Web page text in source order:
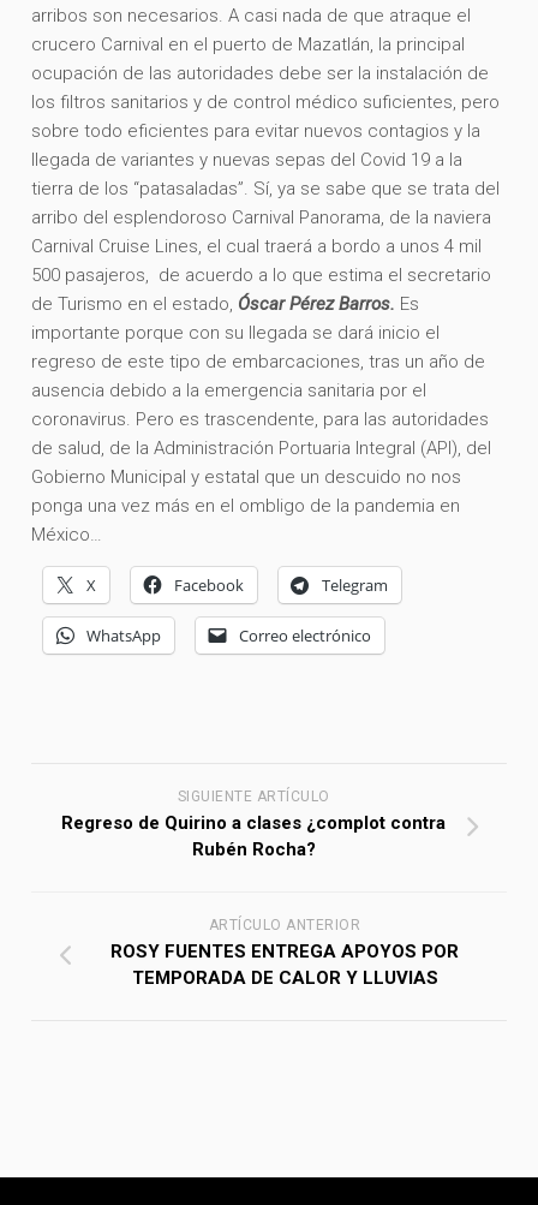
arribos son necesarios. A casi nada de que atraque el
crucero Carnival en el puerto de Mazatlán, la principal
ocupación de las autoridades debe ser la instalación de
los filtros sanitarios y de control médico suficientes, pero
sobre todo eficientes para evitar nuevos contagios y la
llegada de variantes y nuevas sepas del Covid 19 a la
tierra de los “patasaladas”. Sí, ya se sabe que se trata del
arribo del esplendoroso Carnival Panorama, de la naviera
Carnival Cruise Lines, el cual traerá a bordo a unos 4 mil
500 pasajeros, de acuerdo a lo que estima el secretario
de Turismo en el estado, Óscar Pérez Barros. Es
importante porque con su llegada se dará inicio el
regreso de este tipo de embarcaciones, tras un año de
ausencia debido a la emergencia sanitaria por el
coronavirus. Pero es trascendente, para las autoridades
de salud, de la Administración Portuaria Integral (API), del
Gobierno Municipal y estatal que un descuido no nos
ponga una vez más en el ombligo de la pandemia en
México…
X Facebook Telegram
WhatsApp Correo electrónico
SIGUIENTE ARTÍCULO
Regreso de Quirino a clases ¿complot contra
Rubén Rocha?
ARTÍCULO ANTERIOR
ROSY FUENTES ENTREGA APOYOS POR
TEMPORADA DE CALOR Y LLUVIAS